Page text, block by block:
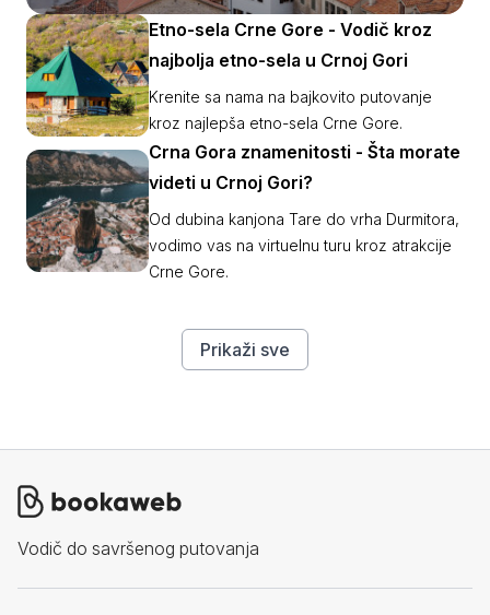
Etno-sela Crne Gore - Vodič kroz
najbolja etno-sela u Crnoj Gori
Krenite sa nama na bajkovito putovanje
kroz najlepša etno-sela Crne Gore.
Crna Gora znamenitosti - Šta morate
videti u Crnoj Gori?
Od dubina kanjona Tare do vrha Durmitora,
vodimo vas na virtuelnu turu kroz atrakcije
Crne Gore.
Prikaži sve
Vodič do savršenog putovanja